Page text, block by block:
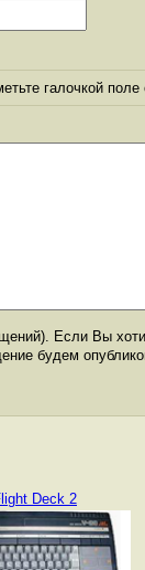
галочкой
Если Вы
будем
Deck 2